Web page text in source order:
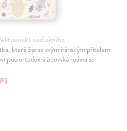
audiokniha
která žije se svým íránským přítelem
jsou ortodoxní židovská rodina se